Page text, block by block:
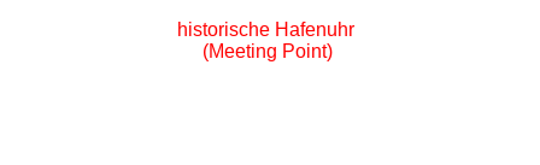
historische Hafenuhr
(Meeting Point)